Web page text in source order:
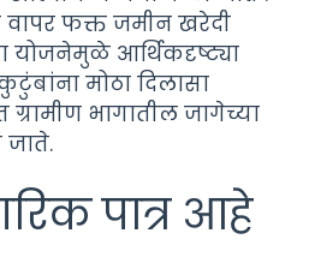
वापर फक्त जमीन खरेदी
योजनेमुळे आर्थिकदृष्ट्या
मोठा दिलासा
भागातील जागेच्या
जाते.
पात्र आहे